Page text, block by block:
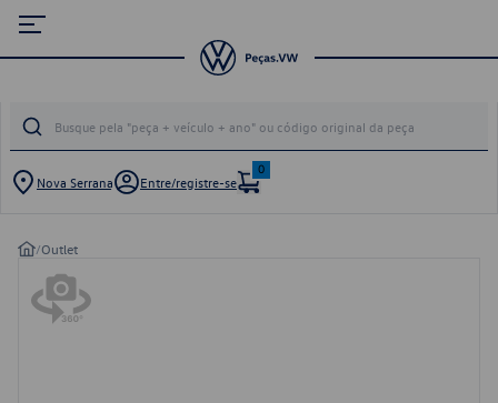
Nova Serrana Entre/registre-se
0
/Outlet